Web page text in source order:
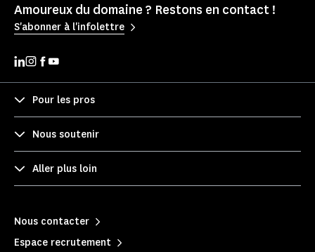
Amoureux du domaine ? Restons en contact !
S'abonner à l'infolettre
Pour les pros
Nous soutenir
Aller plus loin
Nous contacter
Espace recrutement